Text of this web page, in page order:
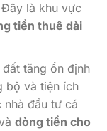
là khu vực
tiền thuê dài
đất tăng ổn định
bộ và tiện ích
nhà đầu tư cá
dòng tiền cho